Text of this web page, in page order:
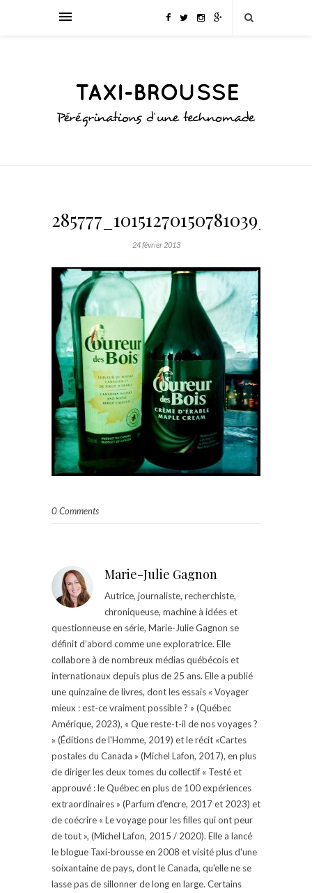
24 février 2013
0 Comments
Marie-Julie Gagnon
Autrice, journaliste, recherchiste,
chroniqueuse, machine à idées et
questionneuse en série, Marie-Julie Gagnon se
définit d’abord comme une exploratrice. Elle
collabore à de nombreux médias québécois et
internationaux depuis plus de 25 ans. Elle a publié
une quinzaine de livres, dont les essais « Voyager
mieux : est-ce vraiment possible ? » (Québec
Amérique, 2023), « Que reste-t-il de nos voyages ?
» (Éditions de l'Homme, 2019) et le récit «Cartes
postales du Canada » (Michel Lafon, 2017), en plus
de diriger les deux tomes du collectif « Testé et
approuvé : le Québec en plus de 100 expériences
extraordinaires » (Parfum d'encre, 2017 et 2023) et
de coécrire « Le voyage pour les filles qui ont peur
de tout », (Michel Lafon, 2015 / 2020). Elle a lancé
le blogue Taxi-brousse en 2008 et visité plus d'une
soixantaine de pays, dont le Canada, qu'elle ne se
lasse pas de sillonner de long en large. Certains